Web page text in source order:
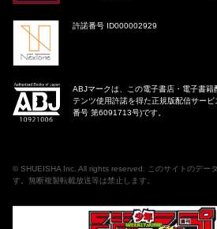
許諾番号 ID000002929
ABJマークは、この電子書店・電子書
テンツ使用許諾を得た正規版配信サー
番号 第6091713号)です。
© SHUEISHA Inc . All rights reserved. このサイトのデー
す。無断複製転載放送等は禁止します。